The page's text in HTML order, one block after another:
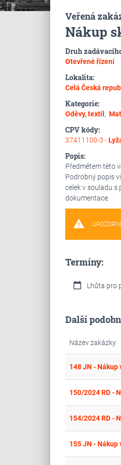
Veřená
Nákup
Druh
Otevřené řízení
Lokalita:
Celá Česká
Kategorie:
Oděvy, textil ,
CPV kódy:
37411100-3 -
Popis:
Předmětem této
Podrobný popis
celek v souladu s
dokumentace.
warning
Termíny:
calendar_today Lhůta pro
Další
Název zakázky
148 JN -
150/2024 RD -
154/2024 RD -
155 JN - Nákup